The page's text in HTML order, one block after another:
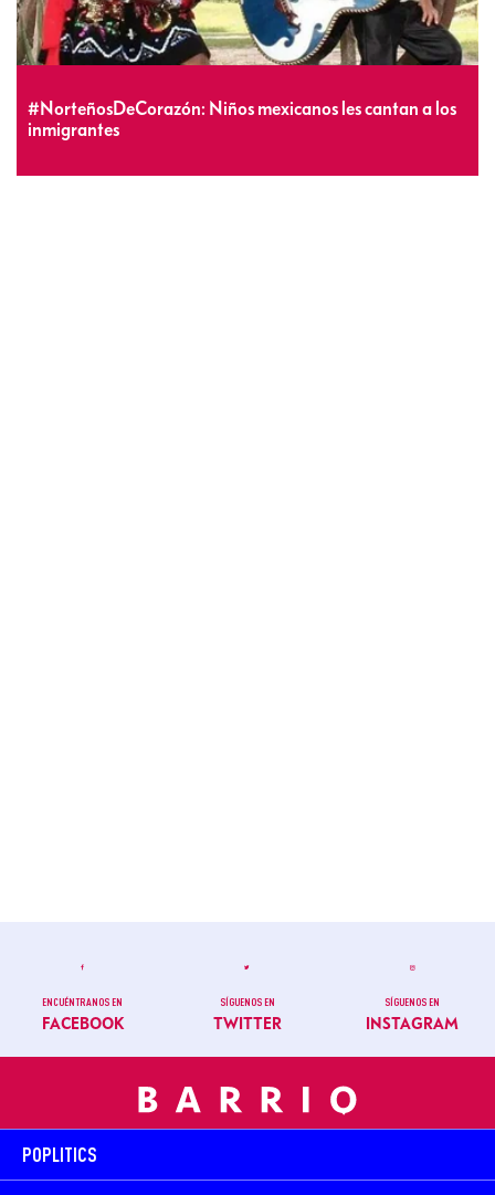
#NorteñosDeCorazón: Niños mexicanos les cantan a los
inmigrantes
ENCUÉNTRANOS EN
FACEBOOK
SÍGUENOS EN
TWITTER
SÍGUENOS EN
INSTAGRAM
POPLITICS